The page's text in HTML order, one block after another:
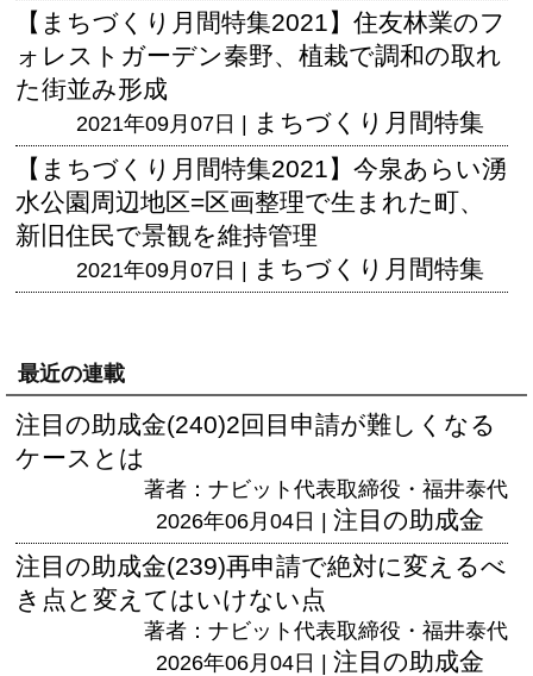
【まちづくり月間特集2021】住友林業のフ
ォレストガーデン秦野、植栽で調和の取れ
た街並み形成
2021年09月07日 | まちづくり月間特集
【まちづくり月間特集2021】今泉あらい湧
水公園周辺地区=区画整理で生まれた町、
新旧住民で景観を維持管理
2021年09月07日 | まちづくり月間特集
最近の連載
注目の助成金(240)2回目申請が難しくなる
ケースとは
著者：ナビット代表取締役・福井泰代
2026年06月04日 | 注目の助成金
注目の助成金(239)再申請で絶対に変えるべ
き点と変えてはいけない点
著者：ナビット代表取締役・福井泰代
2026年06月04日 | 注目の助成金